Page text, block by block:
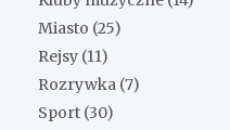
Miasto (25)
Rejsy (11)
Rozrywka (7)
Sport (30)